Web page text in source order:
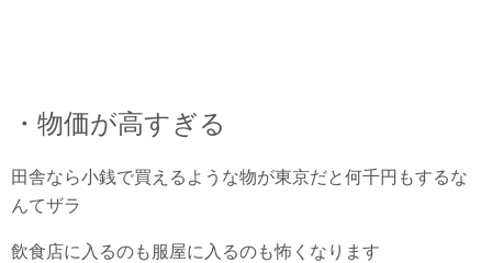
・物価が高すぎる
田舎なら小銭で買えるような物が東京だと何千円もするな
んてザラ
飲食店に入るのも服屋に入るのも怖くなります